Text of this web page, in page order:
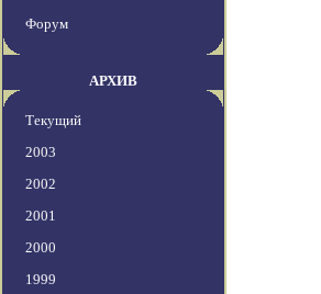
Форум
АРХИВ
Текущий
2003
2002
2001
2000
1999